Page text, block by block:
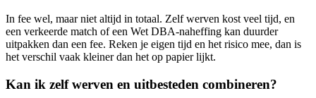
In fee wel, maar niet altijd in totaal. Zelf werven kost veel tijd, en
een verkeerde match of een Wet DBA-naheffing kan duurder
uitpakken dan een fee. Reken je eigen tijd en het risico mee, dan is
het verschil vaak kleiner dan het op papier lijkt.
Kan ik zelf werven en uitbesteden combineren?